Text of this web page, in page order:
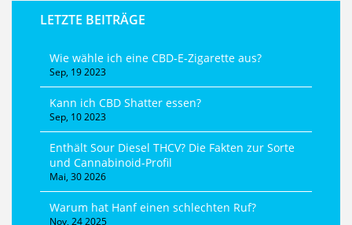
LETZTE BEITRÄGE
Wie wähle ich eine CBD-E-Zigarette aus?
Sep, 19 2023
Kann ich CBD Shatter essen?
Sep, 10 2023
Enthält Sour Diesel THCV? Die Fakten zur Sorte
und Cannabinoid-Profil
Mai, 30 2026
Warum hat Hanf einen schlechten Ruf?
Nov, 24 2025